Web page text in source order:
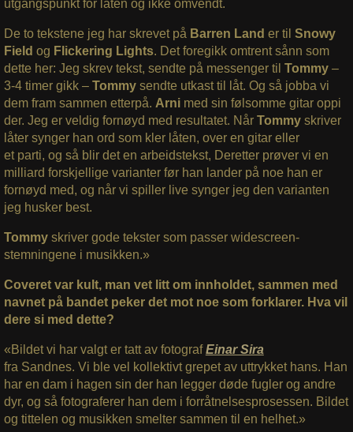
utgangspunkt for låten og ikke omvendt.
De to tekstene jeg har skrevet på Barren Land er til Snowy
Field og Flickering Lights. Det foregikk omtrent sånn som
dette her: Jeg skrev tekst, sendte på messenger til Tommy –
3-4 timer gikk – Tommy sendte utkast til låt. Og så jobba vi
dem fram sammen etterpå. Arni med sin følsomme gitar oppi
der. Jeg er veldig fornøyd med resultatet. Når Tommy skriver
låter synger han ord som kler låten, over en gitar eller
et parti, og så blir det en arbeidstekst, Deretter prøver vi en
milliard forskjellige varianter før han lander på noe han er
fornøyd med, og når vi spiller live synger jeg den varianten
jeg husker best.
Tommy skriver gode tekster som passer widescreen-
stemningene i musikken.»
Coveret var kult, man vet litt om innholdet, sammen med
navnet på bandet peker det mot noe som forklarer. Hva vil
dere si med dette?
«Bildet vi har valgt er tatt av fotograf Einar Sira
fra Sandnes. Vi ble vel kollektivt grepet av uttrykket hans. Han
har en dam i hagen sin der han legger døde fugler og andre
dyr, og så fotograferer han dem i forråtnelsesprosessen. Bildet
og tittelen og musikken smelter sammen til en helhet.»